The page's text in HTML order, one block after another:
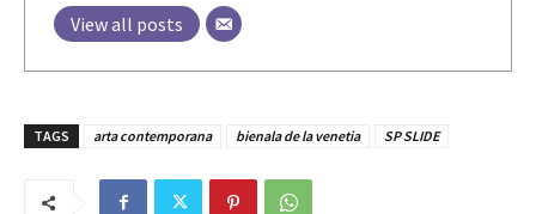
View all posts
TAGS arta contemporana bienala de la venetia SP SLIDE